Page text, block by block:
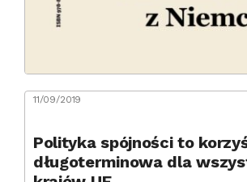
11/09/2019
Polityka spójności to
długoterminowa dla